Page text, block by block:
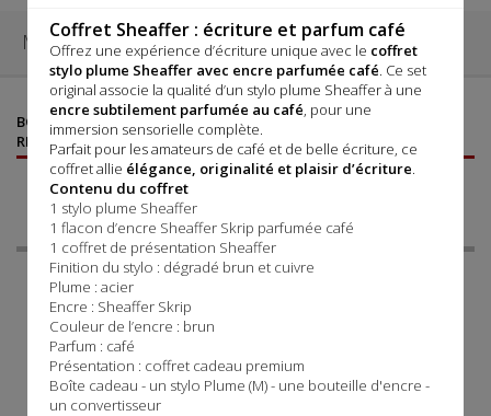
MENU
BOUTIQUE AGRÉÉE SHEAFFER© - VENTE DE STYLOS SHEAFFER
RECHARGES, ÉTUIS ET PARURES
CATÉGORIES
Coffret Sheaffer : écriture et parfum café
Offrez une expérience d’écriture unique avec le coffret
stylo plume Sheaffer avec encre parfumée café. Ce set
original associe la qualité d’un stylo plume Sheafferà une
encre subtilement parfumée au café, pour une
immersion sensorielle complète.
Parfait pour les amateurs de café et de belle écriture, ce
coffret allie élégance, originalité et plaisir d’écriture.
Contenu du coffret
1 stylo plume Sheaffer
1 flacon d’encre Sheaffer Skrip parfumée café
1 coffret de présentation Sheaffer
Finition du stylo : dégradé brun et cuivre
Plume : acier
Encre : Sheaffer Skrip
Couleur de l’encre : brun
Parfum : café
Présentation : coffret cadeau premium
Boîte cadeau - un stylo Plume (M) - une bouteille d'encre -
un convertisseur